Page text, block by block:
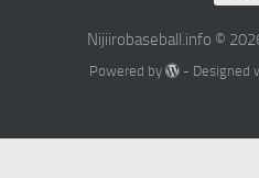
Nijiirobaseball.info ©
Powered by - Designed